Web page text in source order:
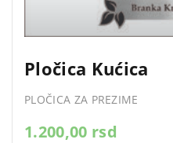
Pločica Kućica
PLOČICA ZA PREZIME
1.200,00 rsd